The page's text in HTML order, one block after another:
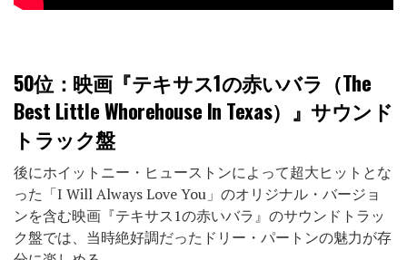
50位 ：映画『テキサス1の赤いバラ（The
Best Little Whorehouse In Texas）』サウンド
トラック盤
後にホイットニー・ヒューストンによって超大ヒットとな
った「I Will Always Love You」のオリジナル・バージョ
ンを含む映画『テキサス1の赤いバラ』のサウンドトラッ
ク盤では、当時絶好調だったドリー・パートンの魅力が存